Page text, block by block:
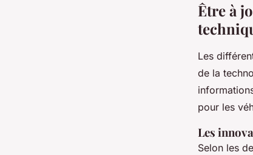
Être à
Les
de la
pour les
Les
Selon les